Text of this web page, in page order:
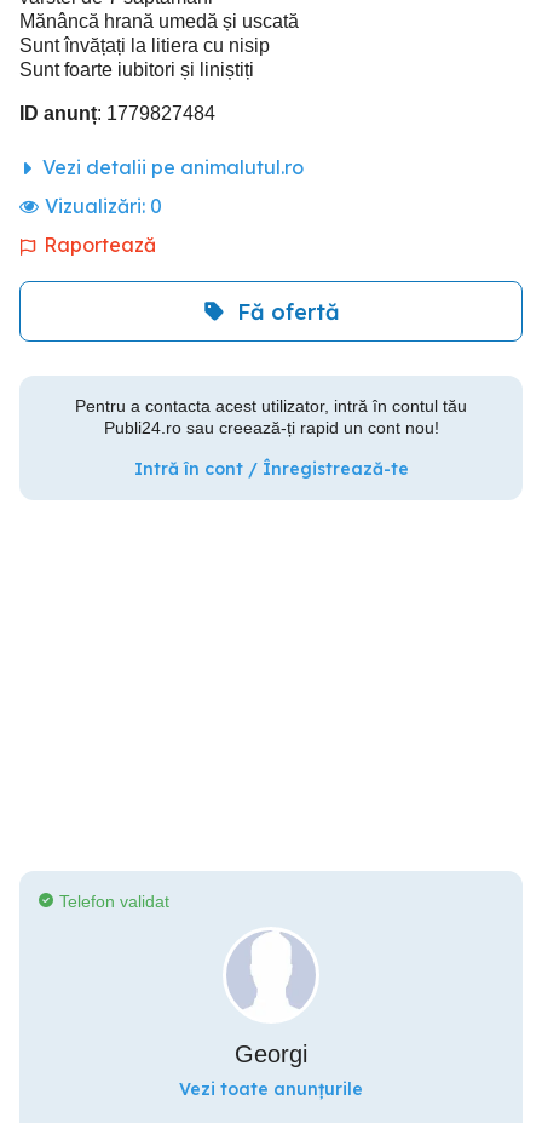
Mănâncă hrană umedă și uscată
Sunt învățați la litiera cu nisip
Sunt foarte iubitori și liniștiți
ID anunț: 1779827484
Vezi detalii pe animalutul.ro
Vizualizări: 0
Raportează
Fă ofertă
Pentru a contacta acest utilizator, intră în contul tău
Publi24.ro sau creează-ți rapid un cont nou!
Intră în cont / Înregistrează-te
Telefon validat
Georgi
Vezi toate anunțurile